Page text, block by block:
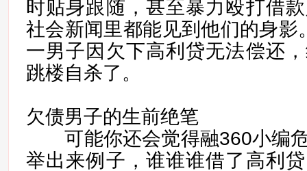
时贴身跟随，甚至暴力殴打借
社会新闻里都能见到他们的身影
一男子因欠下高利贷无法偿还
跳楼自杀了。
欠债男子的生前绝笔
可能你还会觉得融360小编危
举出来例子，谁谁谁借了高利